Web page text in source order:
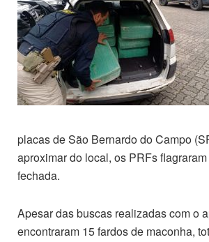
placas de São Bernardo do Campo
aproximar do local, os PRFs
fechada.
Apesar das buscas realizadas com o
encontraram 15 fardos de maconha,